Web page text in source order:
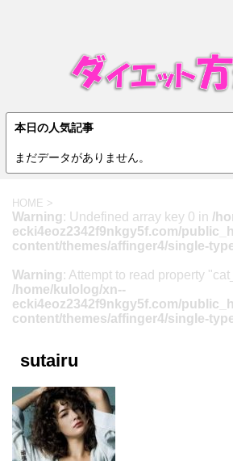
本日の人気記事
まだデータがありません。
HOME >
Warning: Undefined array key 0 in /
ecki4eoz2342f9nkgy5f.com/
content/themes/affinger4/single-
Warning: Attempt to read property
/home/kulolog/xn--
ecki4eoz2342f9nkgy5f.com/
content/themes/affinger4/single-
sutairu